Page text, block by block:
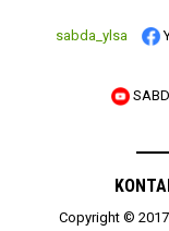
sabda_ylsa
Copyright ©